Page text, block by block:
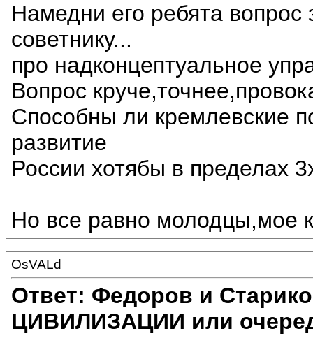
Намедни его ребята
советнику...
про надконцептуальное
Вопрос
Способны ли кремлевские
развитие
России хотябы в пределах
Но все равно молодцы,мое
OsVALd
Ответ: Федоров и
ЦИВИЛИЗАЦИИ или